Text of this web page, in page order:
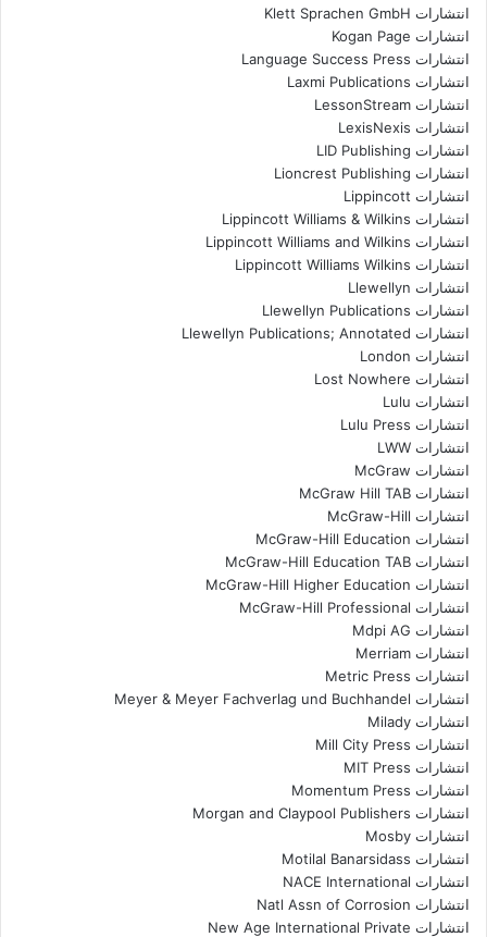
انتشارات Klett Sprachen GmbH
انتشارات Kogan Page
انتشارات Language Success Press
انتشارات Laxmi Publications
انتشارات LessonStream
انتشارات LexisNexis
انتشارات LID Publishing
انتشارات Lioncrest Publishing
انتشارات Lippincott
انتشارات Lippincott Williams & Wilkins
انتشارات Lippincott Williams and Wilkins
انتشارات Lippincott Williams Wilkins
انتشارات Llewellyn
انتشارات Llewellyn Publications
انتشارات Llewellyn Publications; Annotated
انتشارات London
انتشارات Lost Nowhere
انتشارات Lulu
انتشارات Lulu Press
انتشارات LWW
انتشارات McGraw
انتشارات McGraw Hill TAB
انتشارات McGraw-Hill
انتشارات McGraw-Hill Education
انتشارات McGraw-Hill Education TAB
انتشارات McGraw-Hill Higher Education
انتشارات McGraw-Hill Professional
انتشارات Mdpi AG
انتشارات Merriam
انتشارات Metric Press
انتشارات Meyer & Meyer Fachverlag und Buchhandel
انتشارات Milady
انتشارات Mill City Press
انتشارات MIT Press
انتشارات Momentum Press
انتشارات Morgan and Claypool Publishers
انتشارات Mosby
انتشارات Motilal Banarsidass
انتشارات NACE International
انتشارات Natl Assn of Corrosion
انتشارات New Age International Private